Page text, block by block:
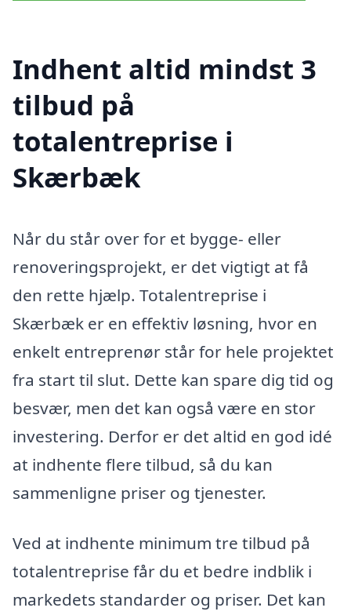
Indhent altid mindst 3
tilbud på
totalentreprise i
Skærbæk
Når du står over for et bygge- eller
renoveringsprojekt, er det vigtigt at få
den rette hjælp. Totalentreprise i
Skærbæk er en effektiv løsning, hvor en
enkelt entreprenør står for hele projektet
fra start til slut. Dette kan spare dig tid og
besvær, men det kan også være en stor
investering. Derfor er det altid en god idé
at indhente flere tilbud, så du kan
sammenligne priser og tjenester.
Ved at indhente minimum tre tilbud på
totalentreprise får du et bedre indblik i
markedets standarder og priser. Det kan